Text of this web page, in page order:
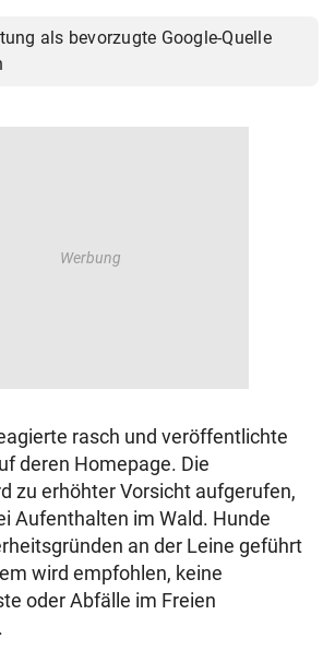
als bevorzugte Google-Quelle
rasch und veröffentlichte
deren Homepage. Die
zu erhöhter Vorsicht aufgerufen,
Aufenthalten im Wald. Hunde
an der Leine geführt
wird empfohlen, keine
oder Abfälle im Freien